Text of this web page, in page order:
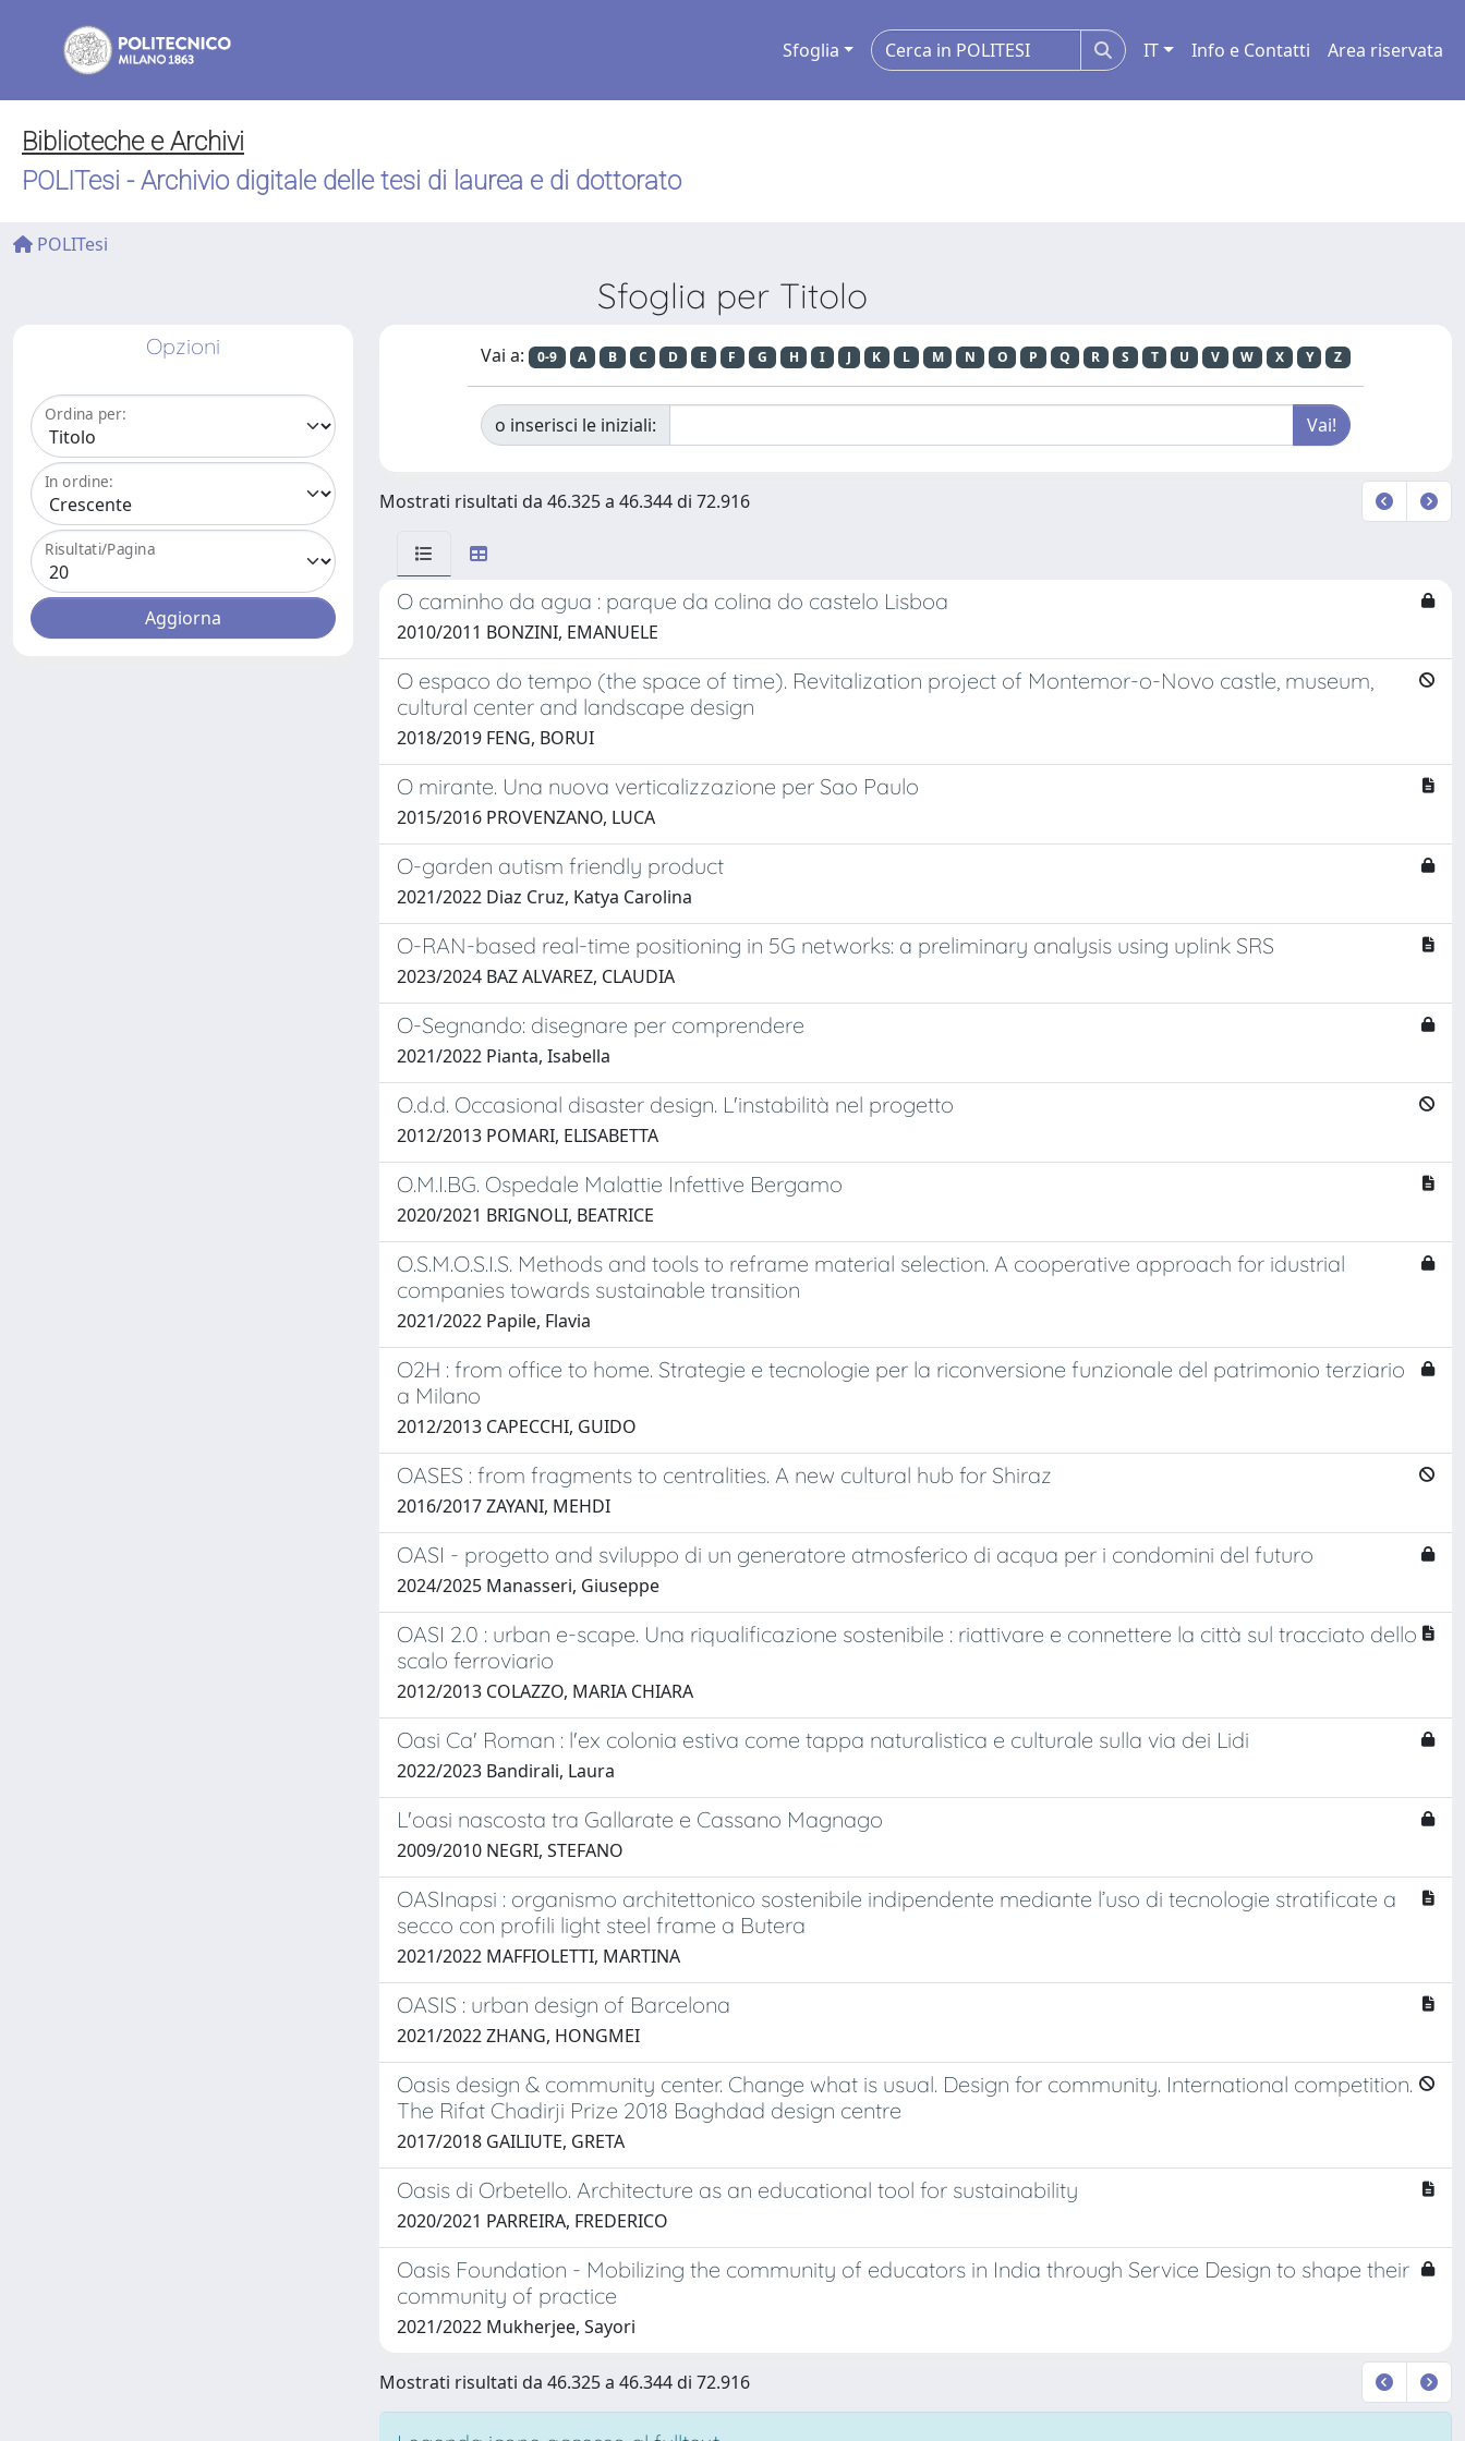
Sfoglia IT Info e Contatti Area riservata
Biblioteche e Archivi
POLITesi - Archivio digitale delle tesi di laurea e di dottorato
POLITesi
Sfoglia per Titolo
Opzioni
Ordina per:
In ordine:
Risultati/Pagina
Vai a: 0-9 A B C D E F G H I J K L M N O P Q R S T U V W X Y Z
o inserisci le iniziali:
Mostrati risultati da 46.325 a 46.344 di 72.916
O caminho da agua : parque da colina do castelo Lisboa
2010/2011 BONZINI, EMANUELE
O espaco do tempo (the space of time). Revitalization project of Montemor-o-Novo castle, museum,
cultural center and landscape design
2018/2019 FENG, BORUI
O mirante. Una nuova verticalizzazione per Sao Paulo
2015/2016 PROVENZANO, LUCA
O-garden autism friendly product
2021/2022 Diaz Cruz, Katya Carolina
O-RAN-based real-time positioning in 5G networks: a preliminary analysis using uplink SRS
2023/2024 BAZ ALVAREZ, CLAUDIA
O-Segnando: disegnare per comprendere
2021/2022 Pianta, Isabella
O.d.d. Occasional disaster design. L'instabilità nel progetto
2012/2013 POMARI, ELISABETTA
O.M.I.BG. Ospedale Malattie Infettive Bergamo
2020/2021 BRIGNOLI, BEATRICE
O.S.M.O.S.I.S. Methods and tools to reframe material selection. A cooperative approach for idustrial
companies towards sustainable transition
2021/2022 Papile, Flavia
O2H : from office to home. Strategie e tecnologie per la riconversione funzionale del patrimonio terziario
a Milano
2012/2013 CAPECCHI, GUIDO
OASES : from fragments to centralities. A new cultural hub for Shiraz
2016/2017 ZAYANI, MEHDI
OASI - progetto and sviluppo di un generatore atmosferico di acqua per i condomini del futuro
2024/2025 Manasseri, Giuseppe
OASI 2.0 : urban e-scape. Una riqualificazione sostenibile : riattivare e connettere la città sul tracciato dello
scalo ferroviario
2012/2013 COLAZZO, MARIA CHIARA
Oasi Ca' Roman : l'ex colonia estiva come tappa naturalistica e culturale sulla via dei Lidi
2022/2023 Bandirali, Laura
L'oasi nascosta tra Gallarate e Cassano Magnago
2009/2010 NEGRI, STEFANO
OASInapsi : organismo architettonico sostenibile indipendente mediante l’uso di tecnologie stratificate a
secco con profili light steel frame a Butera
2021/2022 MAFFIOLETTI, MARTINA
OASIS : urban design of Barcelona
2021/2022 ZHANG, HONGMEI
Oasis design & community center. Change what is usual. Design for community. International competition.
The Rifat Chadirji Prize 2018 Baghdad design centre
2017/2018 GAILIUTE, GRETA
Oasis di Orbetello. Architecture as an educational tool for sustainability
2020/2021 PARREIRA, FREDERICO
Oasis Foundation - Mobilizing the community of educators in India through Service Design to shape their
community of practice
2021/2022 Mukherjee, Sayori
Mostrati risultati da 46.325 a 46.344 di 72.916